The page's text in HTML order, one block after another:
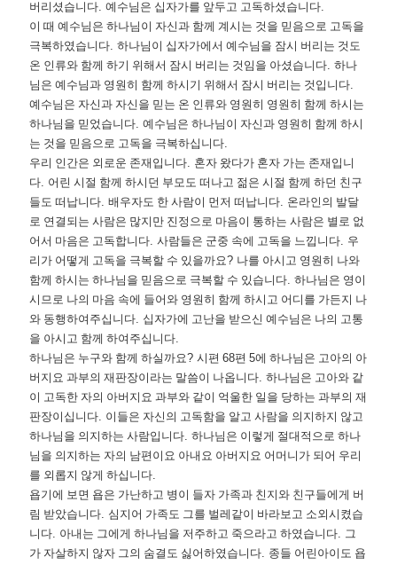
버리셨습니다.예수님은 십자가를 앞두고 고독하셨습니다.
이 때 예수님은 하나님이 자신과 함께 계시는 것을 믿음으로 고독을
극복하였습니다.하나님이 십자가에서 예수님을 잠시 버리는 것도
온 인류와 함께 하기 위해서 잠시 버리는 것임을 아셨습니다.하나
님은 예수님과 영원히 함께 하시기 위해서 잠시 버리는 것입니다.
예수님은 자신과 자신을 믿는 온 인류와 영원히 영원히 함께 하시는
하나님을 믿었습니다.예수님은 하나님이 자신과 영원히 함께 하시
는 것을 믿음으로 고독을 극복하십니다.
우리 인간은 외로운 존재입니다. 혼자 왔다가 혼자 가는 존재입니
다. 어린 시절 함께 하시던 부모도 떠나고 젊은 시절 함께 하던 친구
들도 떠납니다.배우자도 한 사람이 먼저 떠납니다. 온라인의 발달
로 연결되는 사람은 많지만 진정으로 마음이 통하는 사람은 별로 없
어서 마음은 고독합니다.사람들은 군중 속에 고독을 느낍니다. 우
리가 어떻게 고독을 극복할 수 있을까요? 나를 아시고 영원히 나와
함께 하시는 하나님을 믿음으로 극복할 수 있습니다.하나님은 영이
시므로 나의 마음 속에 들어와 영원히 함께 하시고 어디를 가든지 나
와 동행하여주십니다. 십자가에 고난을 받으신 예수님은 나의 고통
을 아시고 함께 하여주십니다.
하나님은 누구와 함께 하실까요?시편68편5에 하나님은 고아의 아
버지요 과부의 재판장이라는 말씀이 나옵니다.하나님은 고아와 같
이 고독한 자의 아버지요 과부와 같이 억울한 일을 당하는 과부의 재
판장이십니다. 이들은 자신의 고독함을 알고 사람을 의지하지 않고
하나님을 의지하는 사람입니다.하나님은 이렇게 절대적으로 하나
님을 의지하는 자의 남편이요 아내요 아버지요 어머니가 되어 우리
를 외롭지 않게 하십니다.
욥기에 보면 욥은 가난하고 병이 들자 가족과 친지와 친구들에게 버
림 받았습니다. 심지어 가족도 그를 벌레같이 바라보고 소외시켰습
니다. 아내는 그에게 하나님을 저주하고 죽으라고 하였습니다. 그
가 자살하지 않자 그의 숨결도 싫어하였습니다. 종들 어린아이도 욥